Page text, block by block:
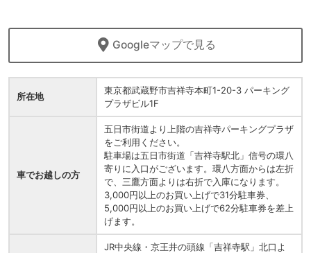
Googleマップで見る
所在地
東京都武蔵野市吉祥寺本町1-20-3 パーキング
プラザビル1F
車でお越しの方
五日市街道より上階の吉祥寺パーキングプラザ
をご利用ください。
駐車場は五日市街道「吉祥寺駅北」信号の環八
寄りに入口がございます。環八方面からは左折
で、三鷹方面よりは右折で入庫になります。
3,000円以上のお買い上げで31分駐車券、
5,000円以上のお買い上げで62分駐車券を差上
げます。
JR中央線・京王井の頭線「吉祥寺駅」北口よ